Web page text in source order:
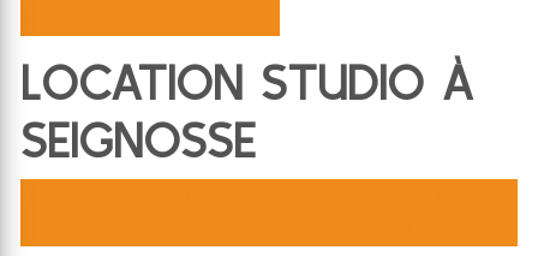
LOCATION STUDIO À
SEIGNOSSE